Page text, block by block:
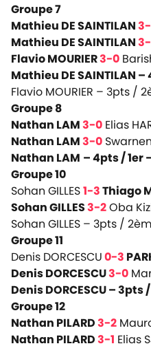
Groupe 7
Mathieu DE SAINTILAN3-
Mathieu DE SAINTILAN
Flavio MOURIER3-0
Mathieu DE SAINTILAN –
Flavio MOURIER – 3pts /
Groupe 8
Nathan LAM3-0 Elias
Nathan LAM3-0
Nathan LAM – 4pts / 1er
Groupe 10
Sohan GILLES1-3Thiago
Sohan GILLES3-2Oba
Sohan GILLES – 3pts /
Groupe 11
Denis DORCESCU0-3
Denis DORCESCU3-0
Denis DORCESCU – 3pts
Groupe 12
Nathan PILARD3-2
Nathan PILARD3-1 Elias